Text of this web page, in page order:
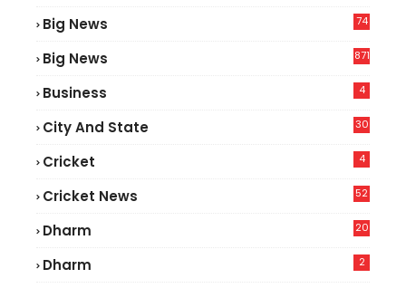
Big News
74
Big News 871
Business 4
City And State 30
Cricket 4
Cricket News
52
Dharm 20
Dharm 2